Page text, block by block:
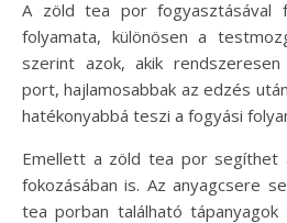
A zöld tea por fogyasztásával
folyamata, különösen a
szerint azok, akik
port, hajlamosabbak az edzés
hatékonyabbá teszi a fogyási
Emellett a zöld tea por
fokozásában is. Az anyagcsere
tea porban található tápanyagok